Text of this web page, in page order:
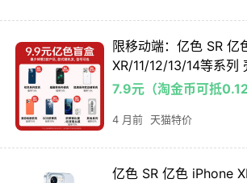
限移动端：亿色 SR 亿
XR/11/12/13/14等系列
7.9元（淘金币可抵0.12
4 月前 天猫特价
亿色 SR 亿色 iPhone